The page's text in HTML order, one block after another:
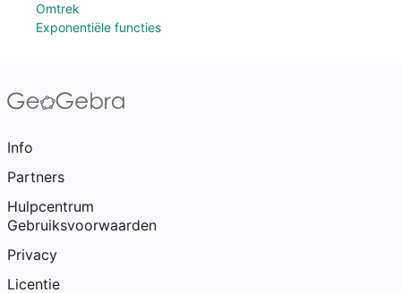
Omtrek
Exponentiële functies
Info
Partners
Hulpcentrum
Gebruiksvoorwaarden
Privacy
Licentie